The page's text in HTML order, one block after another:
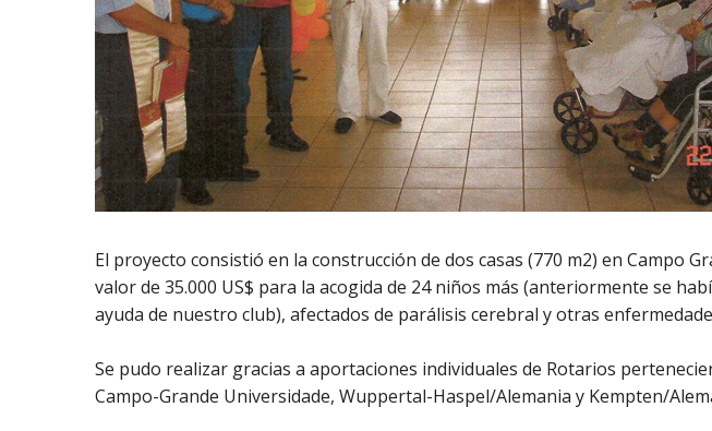
El proyecto consistió en la construcción de dos casas (770 m2) en Campo
valor de 35.000 US$ para la acogida de 24 niños más (anteriormente se
ayuda de nuestro club), afectados de parálisis cerebral y otras
Se pudo realizar gracias a aportaciones individuales de Rotarios
Campo-Grande Universidade, Wuppertal-Haspel/Alemania y Kempten/